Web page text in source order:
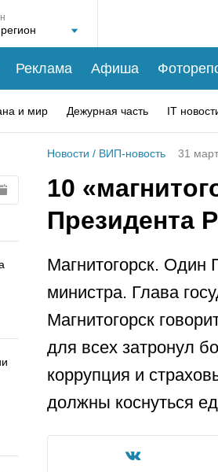
Реклама Афиша
и мир Дежурная часть IT
Новости / ВИП-новость 31
10
Президента
Магнитогорск. Один
министра. Глава
Магнитогорск
для всех затронул
коррупция и
должны коснуться